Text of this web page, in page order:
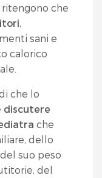
che
,
sani e
calorico
che lo
discutere
che
dello
suo peso
del